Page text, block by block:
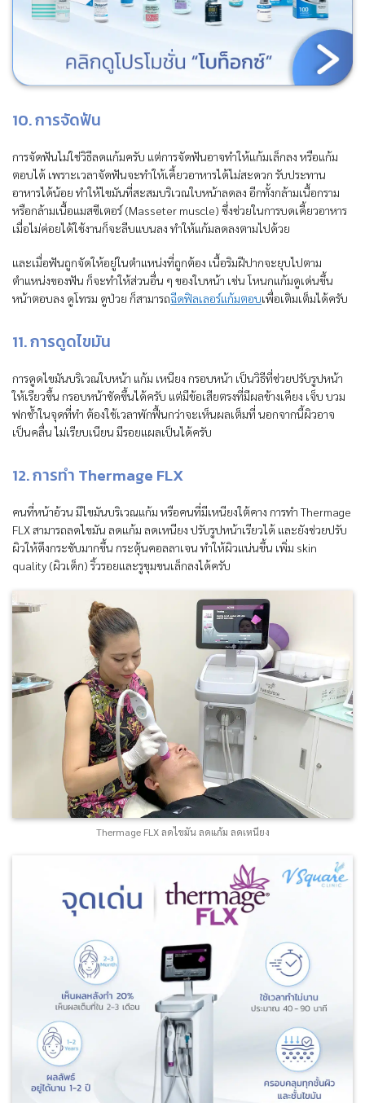
10. การจัดฟัน
การจัดฟันไม่ใช่วิธีลดแก้มครับ แต่การจัดฟันอาจทำให้แก้มเล็กลง หรือแก้ม
ตอบได้ เพราะเวลาจัดฟันจะทำให้เคี้ยวอาหารได้ไม่สะดวก รับประทาน
อาหารได้น้อย ทำให้ไขมันที่สะสมบริเวณใบหน้าลดลง อีกทั้งกล้ามเนื้อกราม
หรือกล้ามเนื้อแมสซีเตอร์ (Masseter muscle) ซึ่งช่วยในการบดเคี้ยวอาหาร
เมื่อไม่ค่อยได้ใช้งานก็จะลีบแบนลง ทำให้แก้มลดลงตามไปด้วย
และเมื่อฟันถูกจัดให้อยู่ในตำแหน่งที่ถูกต้อง เนื้อริมฝีปากจะยุบไปตาม
ตำแหน่งของฟัน ก็จะทำให้ส่วนอื่น ๆ ของใบหน้า เช่น โหนกแก้มดูเด่นขึ้น
หน้าตอบลง ดูโทรม ดูป่วย ก็สามารถฉีดฟิลเลอร์แก้มตอบเพื่อเติมเต็มได้ครับ
11. การดูดไขมัน
การดูดไขมันบริเวณใบหน้า แก้ม เหนียง กรอบหน้า เป็นวิธีที่ช่วยปรับรูปหน้า
ให้เรียวขึ้น กรอบหน้าชัดขึ้นได้ครับ แต่มีข้อเสียตรงที่มีผลข้างเคียง เจ็บ บวม
ฟกช้ำในจุดที่ทำ ต้องใช้เวลาพักฟื้นกว่าจะเห็นผลเต็มที่ นอกจากนี้ผิวอาจ
เป็นคลื่น ไม่เรียบเนียน มีรอยแผลเป็นได้ครับ
12. การทำ Thermage FLX
คนที่หน้าอ้วน มีไขมันบริเวณแก้ม หรือคนที่มีเหนียงใต้คาง การทำ Thermage
FLX สามารถลดไขมัน ลดแก้ม ลดเหนียง ปรับรูปหน้าเรียวได้ และยังช่วยปรับ
ผิวให้ตึงกระชับมากขึ้น กระตุ้นคอลลาเจน ทำให้ผิวแน่นขึ้น เพิ่ม skin
quality (ผิวเด็ก) ริ้วรอยและรูขุมขนเล็กลงได้ครับ
Thermage FLX ลดไขมัน ลดแก้ม ลดเหนียง